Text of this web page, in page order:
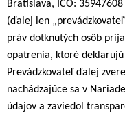
Bratislava, IČO:
(ďalej len
práv dotknutých osôb
opatrenia, ktoré deklarujú
Prevádzkovateľ ďalej
nachádzajúce sa v
údajov a zaviedol